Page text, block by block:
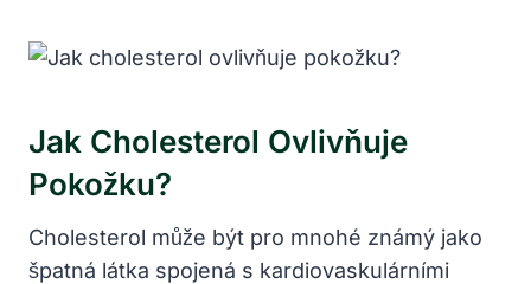
Jak Cholesterol Ovlivňuje
Pokožku?
Cholesterol může být pro mnohé známý jako
špatná látka spojená s kardiovaskulárními